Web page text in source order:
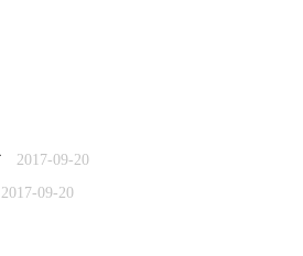
2017-09-20
2017-09-20